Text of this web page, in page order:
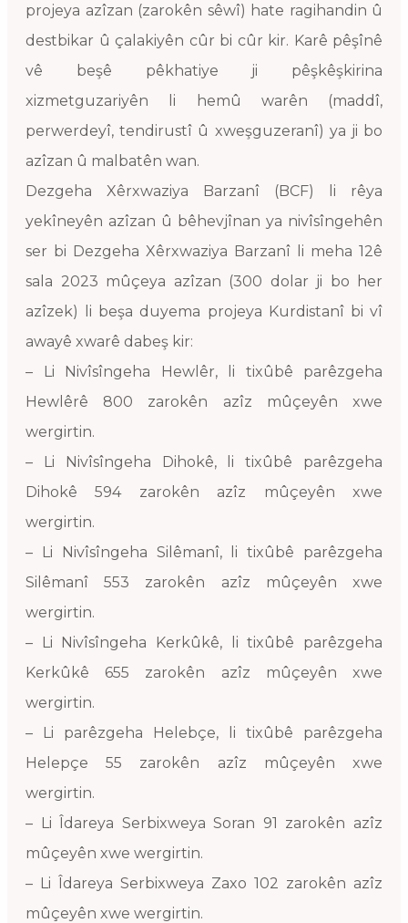
projeya azîzan (zarokên sêwî) hate ragihandin û
destbikar û çalakiyên cûr bi cûr kir. Karê pêşînê
vê beşê pêkhatiye ji pêşkêşkirina
xizmetguzariyên li hemû warên (maddî,
perwerdeyî, tendirustî û xweşguzeranî) ya ji bo
azîzan û malbatên wan.
Dezgeha Xêrxwaziya Barzanî (BCF) li rêya
yekîneyên azîzan û bêhevjînan ya nivîsîngehên
ser bi Dezgeha Xêrxwaziya Barzanî li meha 12ê
sala 2023 mûçeya azîzan (300 dolar ji bo her
azîzek) li beşa duyema projeya Kurdistanî bi vî
awayê xwarê dabeş kir:
– Li Nivîsîngeha Hewlêr, li tixûbê parêzgeha
Hewlêrê 800 zarokên azîz mûçeyên xwe
wergirtin.
– Li Nivîsîngeha Dihokê, li tixûbê parêzgeha
Dihokê 594 zarokên azîz mûçeyên xwe
wergirtin.
– Li Nivîsîngeha Silêmanî, li tixûbê parêzgeha
Silêmanî 553 zarokên azîz mûçeyên xwe
wergirtin.
– Li Nivîsîngeha Kerkûkê, li tixûbê parêzgeha
Kerkûkê 655 zarokên azîz mûçeyên xwe
wergirtin.
– Li parêzgeha Helebçe, li tixûbê parêzgeha
Helepçe 55 zarokên azîz mûçeyên xwe
wergirtin.
– Li Îdareya Serbixweya Soran 91 zarokên azîz
mûçeyên xwe wergirtin.
– Li Îdareya Serbixweya Zaxo 102 zarokên azîz
mûçeyên xwe wergirtin.